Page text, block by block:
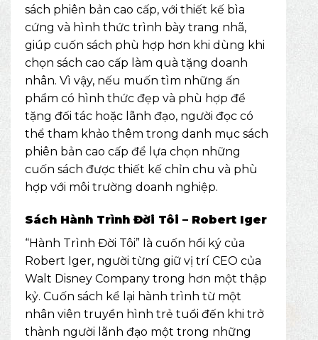
sách phiên bản cao cấp, với thiết kế bìa
cứng và hình thức trình bày trang nhã,
giúp cuốn sách phù hợp hơn khi dùng khi
chọn sách cao cấp làm quà tặng doanh
nhân. Vì vậy, nếu muốn tìm những ấn
phẩm có hình thức đẹp và phù hợp để
tặng đối tác hoặc lãnh đạo, người đọc có
thể tham khảo thêm trong danh mục sách
phiên bản cao cấp để lựa chọn những
cuốn sách được thiết kế chỉn chu và phù
hợp với môi trường doanh nghiệp.
Sách Hành Trình Đời Tôi – Robert Iger
“Hành Trình Đời Tôi” là cuốn hồi ký của
Robert Iger, người từng giữ vị trí CEO của
Walt Disney Company trong hơn một thập
kỷ. Cuốn sách kể lại hành trình từ một
nhân viên truyền hình trẻ tuổi đến khi trở
thành người lãnh đạo một trong những